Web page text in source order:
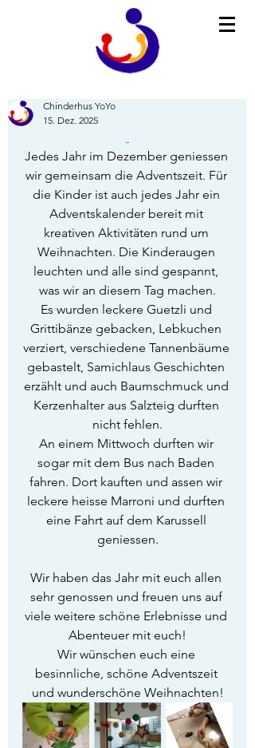
Chinderhus YoYo
15. Dez. 2025
Jedes Jahr im Dezember geniessen
wir gemeinsam die Adventszeit. Für
die Kinder ist auch jedes Jahr ein
Adventskalender bereit mit
kreativen Aktivitäten rund um
Weihnachten. Die Kinderaugen
leuchten und alle sind gespannt,
was wir an diesem Tag machen.
Es wurden leckere Guetzli und
Grittibänze gebacken, Lebkuchen
verziert, verschiedene Tannenbäume
gebastelt, Samichlaus Geschichten
erzählt und auch Baumschmuck und
Kerzenhalter aus Salzteig durften
nicht fehlen.
An einem Mittwoch durften wir
sogar mit dem Bus nach Baden
fahren. Dort kauften und assen wir
leckere heisse Marroni und durften
eine Fahrt auf dem Karussell
geniessen.
Wir haben das Jahr mit euch allen
sehr genossen und freuen uns auf
viele weitere schöne Erlebnisse und
Abenteuer mit euch!
Wir wünschen euch eine
besinnliche, schöne Adventszeit
und wunderschöne Weihnachten!